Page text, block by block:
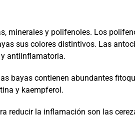
minerales y polifenoles. Los
sus colores distintivos. Las
antiinflamatoria.
bayas contienen abundantes
y kaempferol.
reducir la inflamación son las